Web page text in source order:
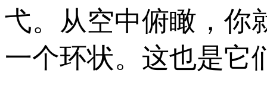
弋。从空中俯瞰，你
一个环状。这也是它